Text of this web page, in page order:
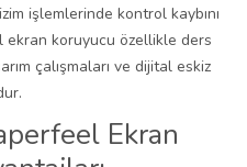
işlemlerinde kontrol kaybını
koruyucu özellikle ders
çalışmaları ve dijital eskiz
Ekran